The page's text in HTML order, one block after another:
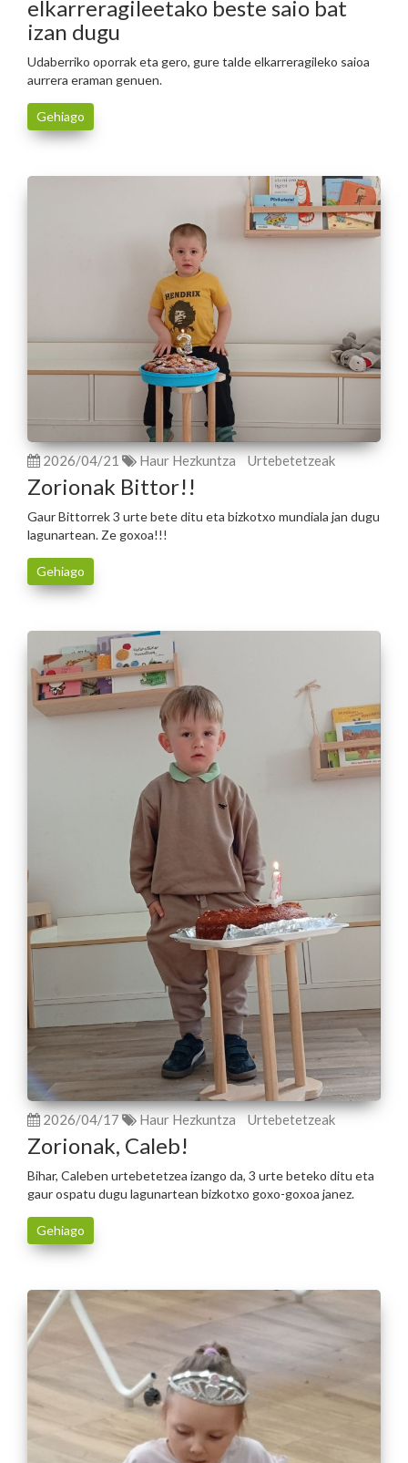
elkarreragileetako beste saio bat
izan dugu
Udaberriko oporrak eta gero, gure talde elkarreragileko saioa
aurrera eraman genuen.
Gehiago
2026/04/21 Haur Hezkuntza Urtebetetzeak
Zorionak Bittor!!
Gaur Bittorrek 3 urte bete ditu eta bizkotxo mundiala jan dugu
lagunartean. Ze goxoa!!!
Gehiago
2026/04/17 Haur Hezkuntza Urtebetetzeak
Zorionak, Caleb!
Bihar, Caleben urtebetetzea izango da, 3 urte beteko ditu eta
gaur ospatu dugu lagunartean bizkotxo goxo-goxoa janez.
Gehiago